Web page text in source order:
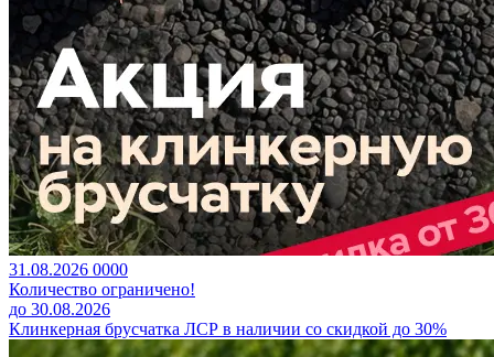
31.08.2026 0000
Количество ограничено!
до 30.08.2026
Клинкерная брусчатка ЛСР в наличии со скидкой до 30%